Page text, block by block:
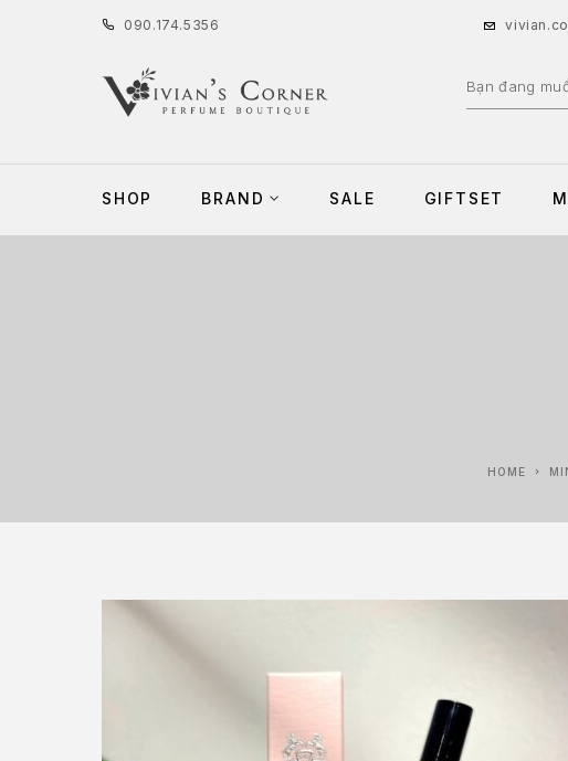
090 .174.5356
SHOP BRAND SALE GIFTSET
HOME